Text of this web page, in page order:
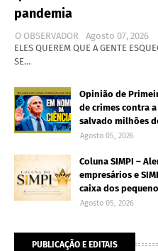
pandemia
O OBSERVADOR
Agosto 07, 2026
ELES QUEREM QUE A GENTE
SE…
Opinião de
de crimes contra
salvado milhões
Agosto 05, 2026
Coluna SIMPI –
empresários e
caixa dos
Agosto 05, 2026
PUBLICAÇÃO E EDITAIS